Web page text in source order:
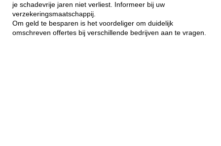
je schadevrije jaren niet verliest. Informeer bij uw
verzekeringsmaatschappij.
Om geld te besparen is het voordeliger om duidelijk
omschreven offertes bij verschillende bedrijven aan te vragen.